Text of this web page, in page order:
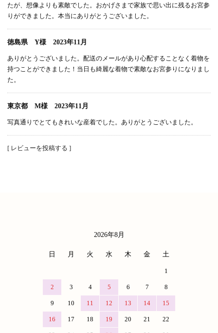
たが、想像よりも素敵でした。おかげさまで家族で思い出に残るお宮参
りができました。本当にありがとうございました。
徳島県 Y様 2023年11月
ありがとうございました。配送のメールがあり心配することなく着物を
持つことができました！当日も綺麗な着物で素敵なお宮参りになりまし
た。
東京都 M様 2023年11月
写真通りでとてもきれいな産着でした。ありがとうございました。
[ レビューを投稿する ]
2026年8月
日 月 火 水 木 金 土
1
2 3 4 5 6 7 8
9 10 11 12 13 14 15
16 17 18 19 20 21 22